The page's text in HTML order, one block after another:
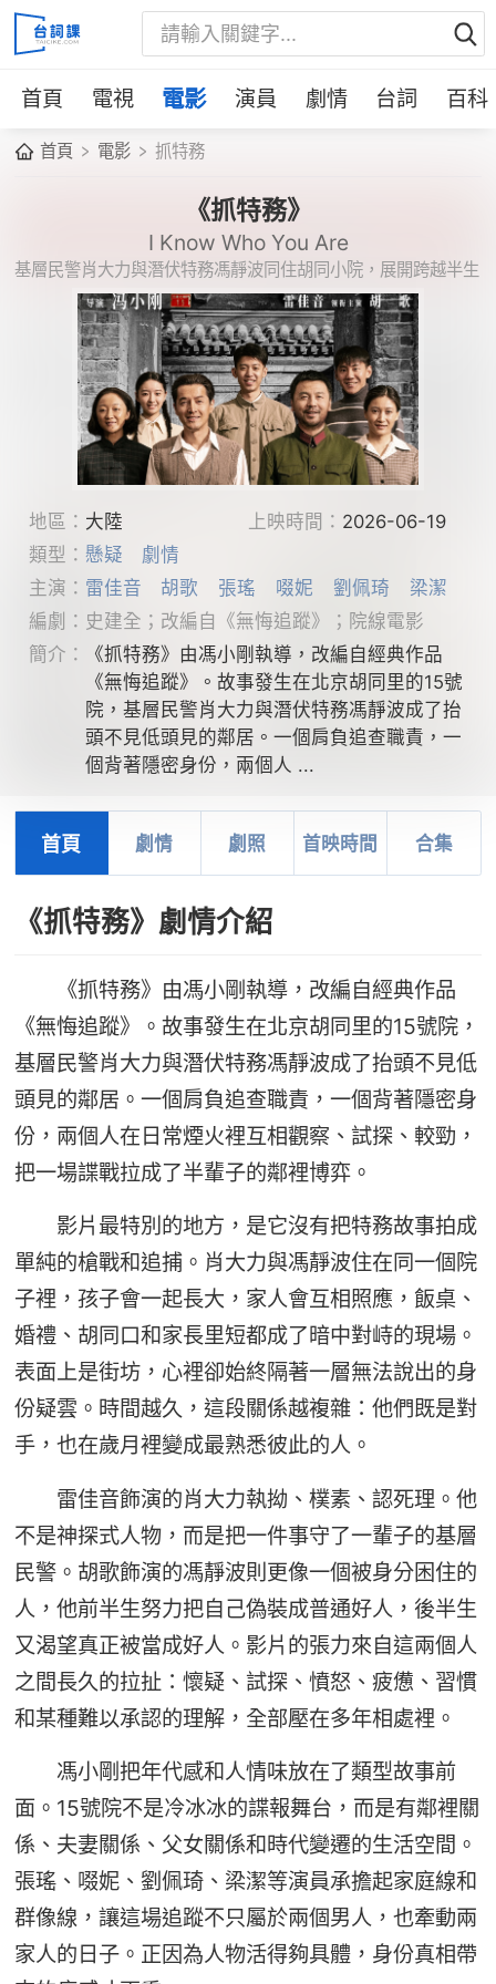
首頁 電視 電影 演員 劇情 台詞 百科
首頁 電影 抓特務
《抓特務》
I Know Who You Are
基層民警肖大力與潛伏特務馮靜波同住胡同小院，展開跨越半生
的貓鼠對峙。
地區： 大陸 上映時間： 2026-06-19
類型： 懸疑
劇情
主演： 雷佳音 胡歌 張瑤 啜妮 劉佩琦
梁潔
編劇：史建全；改編自《無悔追蹤》；院線電影
簡介：
《抓特務》由馮小剛執導，改編自經典作品
《無悔追蹤》。故事發生在北京胡同里的15號
院，基層民警肖大力與潛伏特務馮靜波成了抬
頭不見低頭見的鄰居。一個肩負追查職責，一
個背著隱密身份，兩個人 ...
首頁 劇情 劇照 首映時間 合集
《抓特務》劇情介紹
《抓特務》由馮小剛執導，改編自經典作品
《無悔追蹤》。故事發生在北京胡同里的15號院，
基層民警肖大力與潛伏特務馮靜波成了抬頭不見低
頭見的鄰居。一個肩負追查職責，一個背著隱密身
份，兩個人在日常煙火裡互相觀察、試探、較勁，
把一場諜戰拉成了半輩子的鄰裡博弈。
影片最特別的地方，是它沒有把特務故事拍成
單純的槍戰和追捕。肖大力與馮靜波住在同一個院
子裡，孩子會一起長大，家人會互相照應，飯桌、
婚禮、胡同口和家長里短都成了暗中對峙的現場。
表面上是街坊，心裡卻始終隔著一層無法說出的身
份疑雲。時間越久，這段關係越複雜：他們既是對
手，也在歲月裡變成最熟悉彼此的人。
雷佳音飾演的肖大力執拗、樸素、認死理。他
不是神探式人物，而是把一件事守了一輩子的基層
民警。胡歌飾演的馮靜波則更像一個被身分困住的
人，他前半生努力把自己偽裝成普通好人，後半生
又渴望真正被當成好人。影片的張力來自這兩個人
之間長久的拉扯：懷疑、試探、憤怒、疲憊、習慣
和某種難以承認的理解，全部壓在多年相處裡。
馮小剛把年代感和人情味放在了類型故事前
面。15號院不是冷冰冰的諜報舞台，而是有鄰裡關
係、夫妻關係、父女關係和時代變遷的生活空間。
張瑤、啜妮、劉佩琦、梁潔等演員承擔起家庭線和
群像線，讓這場追蹤不只屬於兩個男人，也牽動兩
家人的日子。正因為人物活得夠具體，身份真相帶